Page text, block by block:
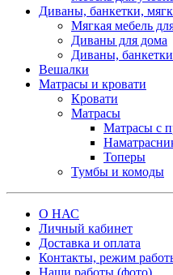
Диваны, банкетки,
Мягкая мебель
Диваны для дома
Диваны,
Вешалки
Матрасы и кровати
Кровати
Матрасы
Матрасы с
Топеры
Тумбы и комоды
О НАС
Личный кабинет
Доставка и оплата
Контакты, режим
Наши работы (фото)